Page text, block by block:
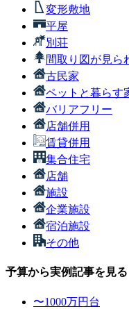
変形敷地
平屋
別荘
間取り図が見ら
古民家
ペットと暮らす
バリアフリー
店舗併用
賃貸併用
集合住宅
店舗
施設
企業施設
宿泊施設
その他
予算から実例記事を見る
〜1000万円台